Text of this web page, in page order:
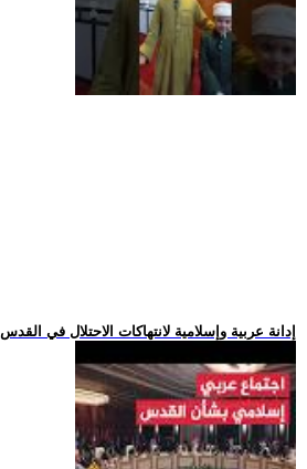
.. إدانة عربية وإسلامية لانتهاكات الاحتلال في القدس